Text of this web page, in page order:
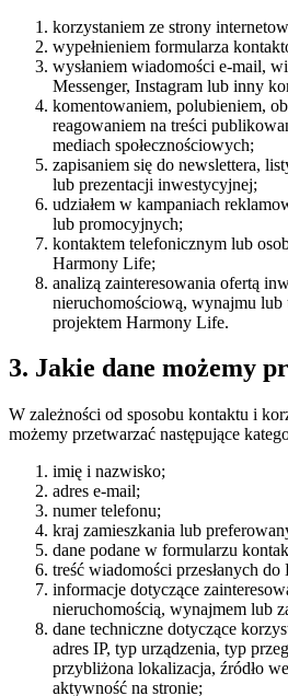
korzystaniem ze strony
wypełnieniem formularza
wysłaniem wiadomości e-mail,
Messenger, Instagram lub inny
komentowaniem, polubieniem,
reagowaniem na treści
mediach społecznościowych;
zapisaniem się do newslettera,
lub prezentacji inwestycyjnej;
udziałem w kampaniach
lub promocyjnych;
kontaktem telefonicznym lub
Harmony Life;
analizą zainteresowania ofertą
nieruchomościową, wynajmu lub
projektem Harmony Life.
3. Jakie dane możemy
W zależności od sposobu kontaktu i
możemy przetwarzać następujące
imię i nazwisko;
adres e-mail;
numer telefonu;
kraj zamieszkania lub
dane podane w formularzu
treść wiadomości przesłanych
informacje dotyczące
nieruchomością, wynajmem lub
dane techniczne dotyczące
adres IP, typ urządzenia, typ
przybliżona lokalizacja, źródło
aktywność na stronie;